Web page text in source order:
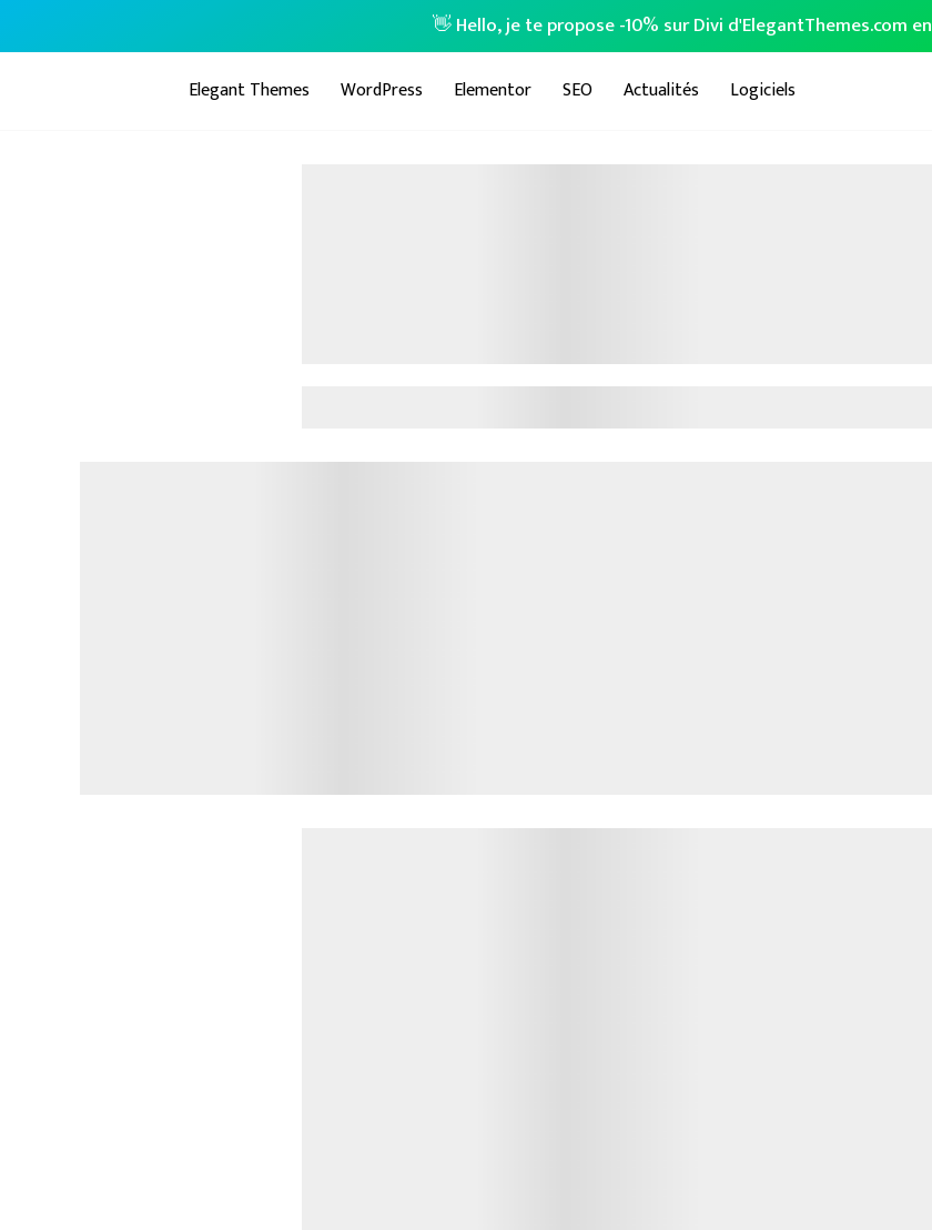
👋 Hello, je te propose -10% sur Divi d'ElegantThemes.com en
Elegant Themes WordPress Elementor SEO Actualités Logiciels